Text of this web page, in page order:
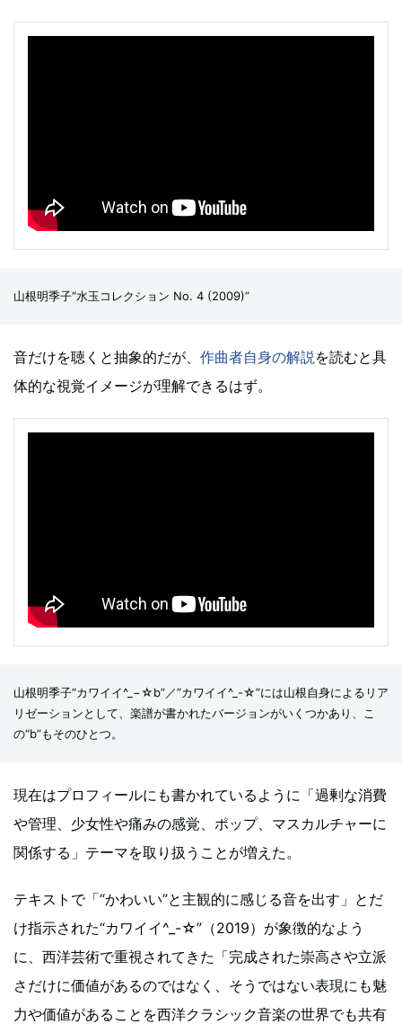
山根明季子“水玉コレクション No. 4 (2009)”
音だけを聴くと抽象的だが、 作曲者自身の解説 を読むと具
体的な視覚イメージが理解できるはず。
山根明季子“カワイイ^_−☆b”／“カワイイ^_-☆”には山根自身によるリア
リゼーションとして、楽譜が書かれたバージョンがいくつかあり、こ
の“b”もそのひとつ。
現在はプロフィールにも書かれているように「過剰な消費
や管理、少女性や痛みの感覚、ポップ、マスカルチャーに
関係する」テーマを取り扱うことが増えた。
テキストで「“かわいい”と主観的に感じる音を出す」とだ
け指示された“カワイイ^_-☆”（2019）が象徴的なよう
に、西洋芸術で重視されてきた「完成された崇高さや立派
さだけに価値があるのではなく、そうではない表現にも魅
力や価値があることを西洋クラシック音楽の世界でも共有